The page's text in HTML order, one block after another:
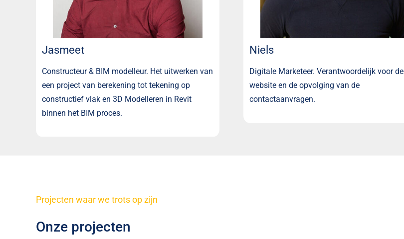
Jasmeet
Constructeur & BIM modelleur. Het uitwerken van
een project van berekening tot tekening op
constructief vlak en 3D Modelleren in Revit
binnen het BIM proces.
Niels
Digitale Marketeer. Verantwoordelijk voor de
website en de opvolging van de
contactaanvragen.
Projecten waar we trots op zijn
Onze projecten